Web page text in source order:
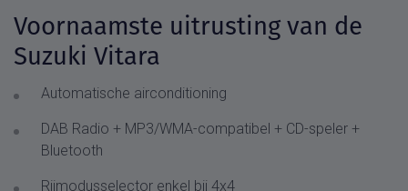
Voornaamste uitrusting van de
Suzuki Vitara
Automatische airconditioning
DAB Radio + MP3/WMA-compatibel + CD-speler +
Bluetooth
Rijmodusselector enkel bij 4x4